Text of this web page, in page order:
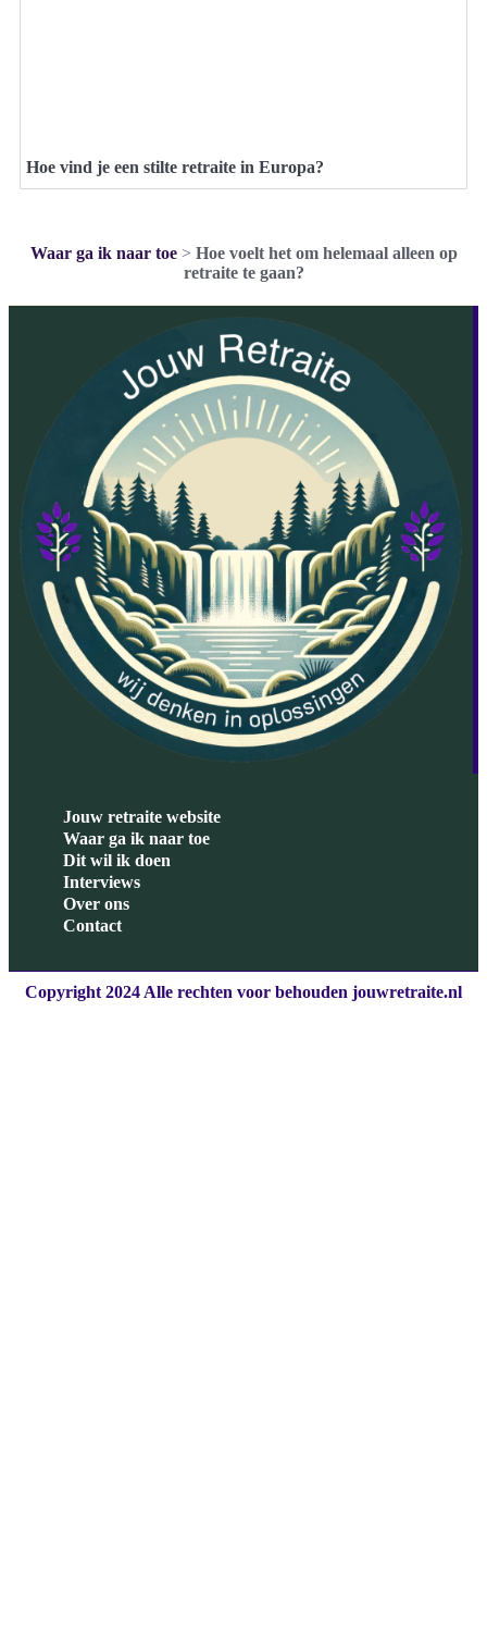
Hoe vind je een stilte retraite in Europa?
Waar ga ik naar toe> Hoe voelt het om helemaal alleen op
retraite te gaan?
Jouw retraite website
Waar ga ik naar toe
Dit wil ik doen
Interviews
Over ons
Contact
Copyright 2024 Alle rechten voor behouden jouwretraite.nl